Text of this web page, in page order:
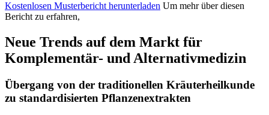
Kostenlosen Musterbericht herunterladen Um mehr über diesen
Bericht zu erfahren,
Neue Trends auf dem Markt für
Komplementär- und Alternativmedizin
Übergang von der traditionellen Kräuterheilkunde
zu standardisierten Pflanzenextrakten